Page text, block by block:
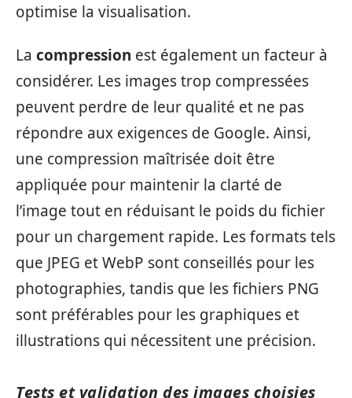
optimise la visualisation.
La compression est également un facteur à
considérer. Les images trop compressées
peuvent perdre de leur qualité et ne pas
répondre aux exigences de Google. Ainsi,
une compression maîtrisée doit être
appliquée pour maintenir la clarté de
l’image tout en réduisant le poids du fichier
pour un chargement rapide. Les formats tels
que JPEG et WebP sont conseillés pour les
photographies, tandis que les fichiers PNG
sont préférables pour les graphiques et
illustrations qui nécessitent une précision.
Tests et validation des images choisies